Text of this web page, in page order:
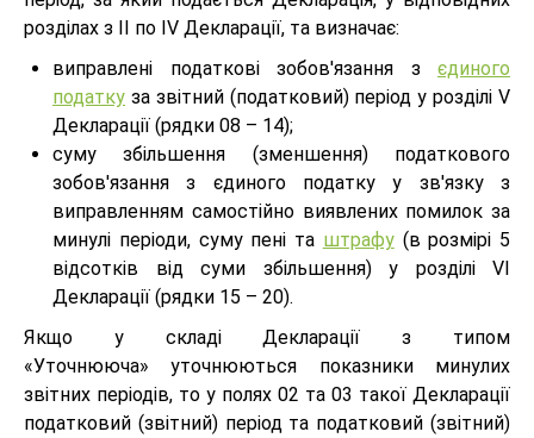
розділах з ІІ по ІV Декларації, та визначає:
виправлені податкові зобов'язання з єдиного
податку за звітний (податковий) період у розділі V
Декларації (рядки 08 – 14);
суму збільшення (зменшення) податкового
зобов'язання з єдиного податку у зв'язку з
виправленням самостійно виявлених помилок за
минулі періоди, суму пені та штрафу(в розмірі 5
відсотків від суми збільшення) у розділі VІ
Декларації (рядки 15 – 20).
Якщо у складі Декларації з типом
«Уточнююча» уточнюються показники минулих
звітних періодів, то у полях 02 та 03 такої Декларації
податковий (звітний) період та податковий (звітний)